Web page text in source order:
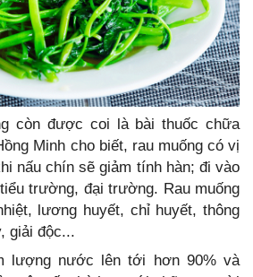
còn được coi là bài thuốc chữa
Minh cho biết, rau muống có vị
nấu chín sẽ giảm tính hàn; đi vào
trường, đại trường. Rau muống
lương huyết, chỉ huyết, thông
giải độc...
lượng nước lên tới hơn 90% và